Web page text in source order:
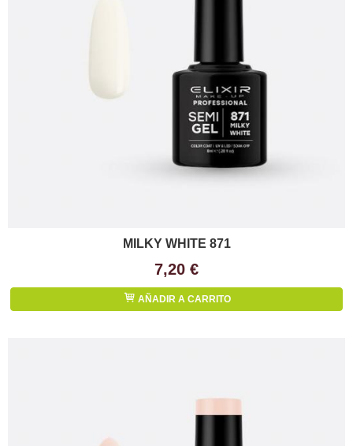
MILKY WHITE 871
7,20 €
AÑADIR A CARRITO